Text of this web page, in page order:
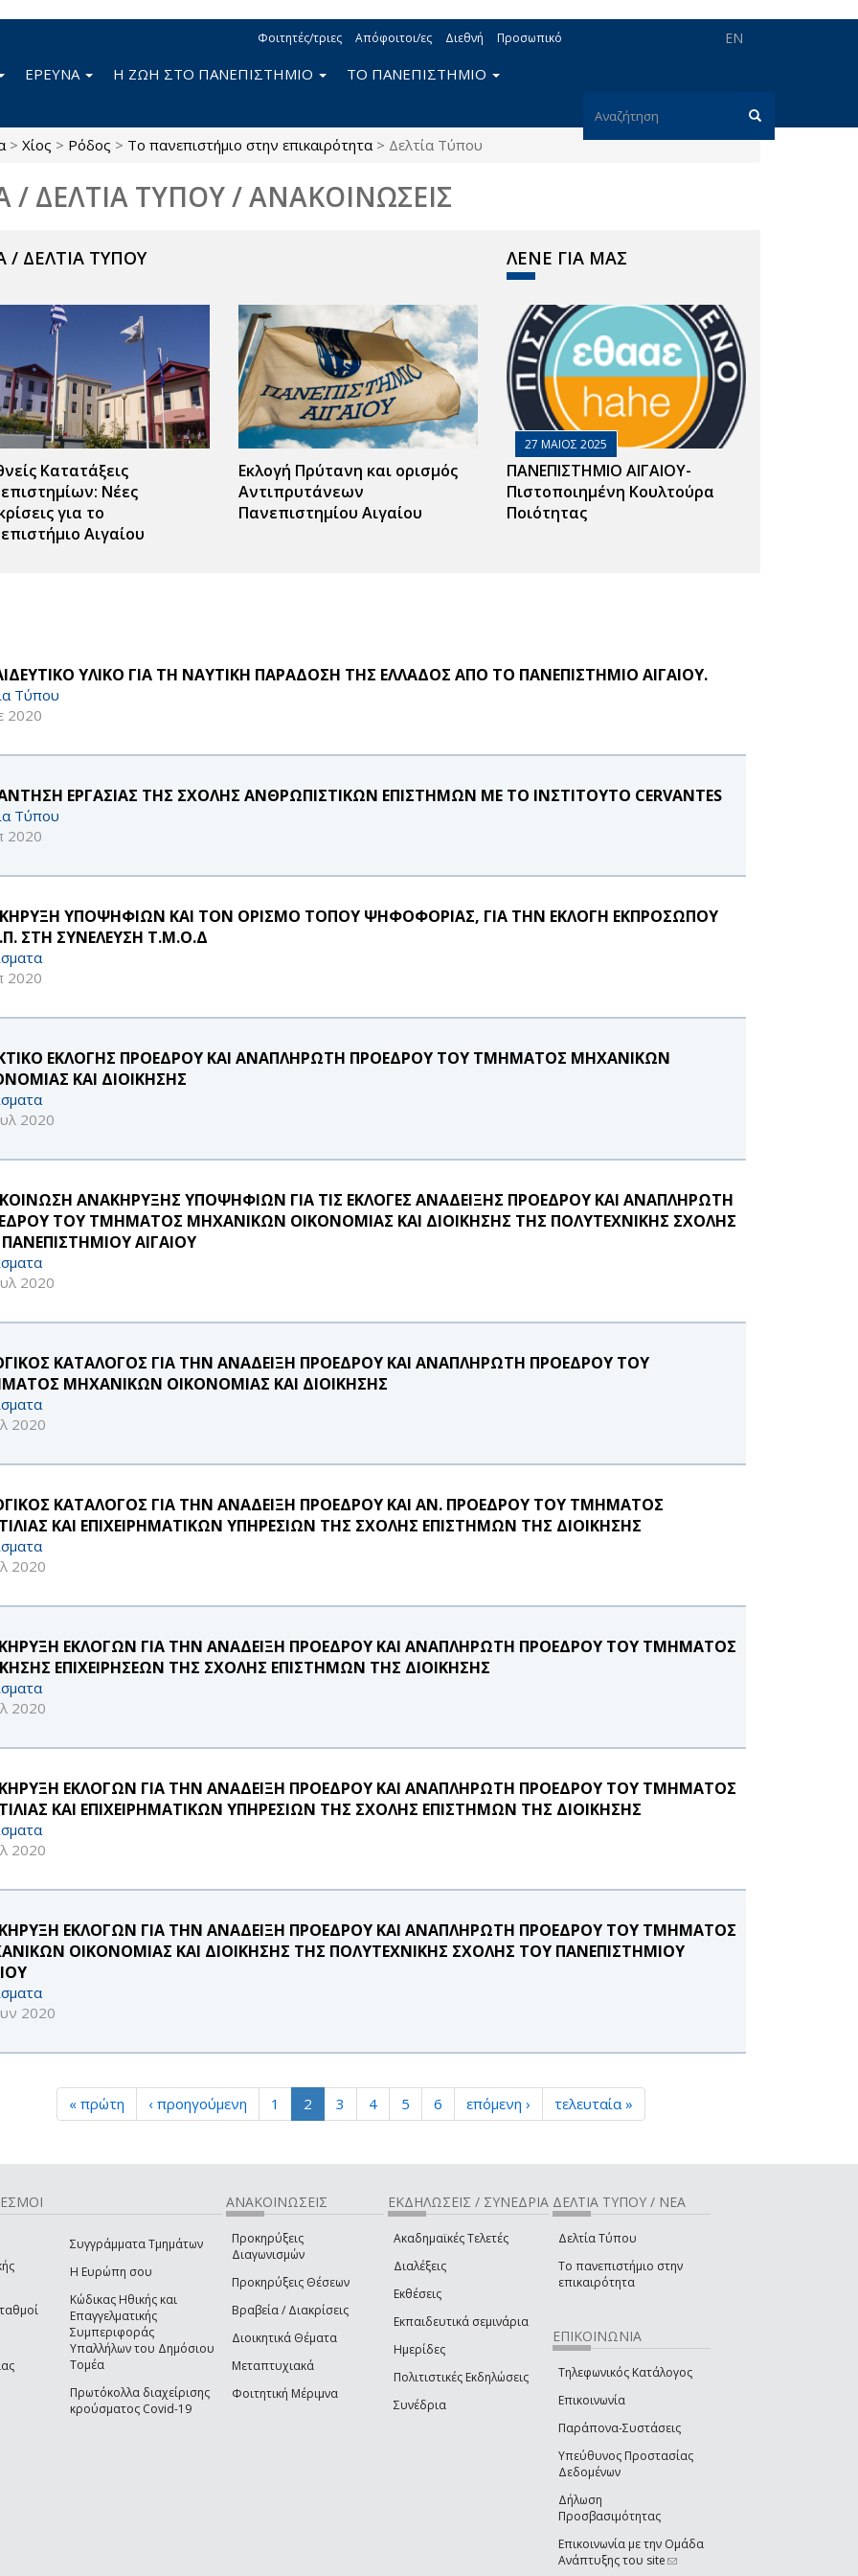
EN
Φοιτητές/τριες Απόφοιτοι/ες Διεθνή Προσωπικό
Φόρμα
ΕΡΕΥΝΑ Η ΖΩΗ ΣΤΟ ΠΑΝΕΠΙΣΤΗΜΙΟ ΤΟ ΠΑΝΕΠΙΣΤΗΜΙΟ
> Χίος > Ρόδος > Το πανεπιστήμιο στην επικαιρότητα > Δελτία Τύπου
/ ΔΕΛΤΙΑ ΤΥΠΟΥ / ΑΝΑΚΟΙΝΩΣΕΙΣ
/ ΔΕΛΤΙΑ ΤΥΠΟΥ
Κατατάξεις
Νέες
για το
Αιγαίου
Εκλογή Πρύτανη και ορισμός
Αντιπρυτάνεων
Πανεπιστημίου Αιγαίου
ΛΕΝΕ ΓΙΑ ΜΑΣ
27 ΜΑΙΟΣ 2025
ΠΑΝΕΠΙΣΤΗΜΙΟ ΑΙΓΑΙΟΥ-
Πιστοποιημένη Κουλτούρα
Ποιότητας
ΥΛΙΚΟ ΓΙΑ ΤΗ ΝΑΥΤΙΚΗ ΠΑΡΑΔΟΣΗ ΤΗΣ ΕΛΛΑΔΟΣ ΑΠΟ ΤΟ ΠΑΝΕΠΙΣΤΗΜΙΟ ΑΙΓΑΙΟΥ.
Τύπου
2020
ΕΡΓΑΣΙΑΣ ΤΗΣ ΣΧΟΛΗΣ ΑΝΘΡΩΠΙΣΤΙΚΩΝ ΕΠΙΣΤΗΜΩΝ ΜΕ ΤΟ ΙΝΣΤΙΤΟΥΤΟ CERVANTES
Τύπου
2020
ΥΠΟΨΗΦΙΩΝ ΚΑΙ ΤΟΝ ΟΡΙΣΜΟ ΤΟΠΟΥ ΨΗΦΟΦΟΡΙΑΣ, ΓΙΑ ΤΗΝ ΕΚΛΟΓΗ ΕΚΠΡΟΣΩΠΟΥ
ΣΤΗ ΣΥΝΕΛΕΥΣΗ Τ.Μ.Ο.Δ
2020
ΕΚΛΟΓΗΣ ΠΡΟΕΔΡΟΥ ΚΑΙ ΑΝΑΠΛΗΡΩΤΗ ΠΡΟΕΔΡΟΥ ΤΟΥ ΤΜΗΜΑΤΟΣ ΜΗΧΑΝΙΚΩΝ
ΚΑΙ ΔΙΟΙΚΗΣΗΣ
2020
ΑΝΑΚΗΡΥΞΗΣ ΥΠΟΨΗΦΙΩΝ ΓΙΑ ΤΙΣ ΕΚΛΟΓΕΣ ΑΝΑΔΕΙΞΗΣ ΠΡΟΕΔΡΟΥ ΚΑΙ ΑΝΑΠΛΗΡΩΤΗ
ΤΟΥ ΤΜΗΜΑΤΟΣ ΜΗΧΑΝΙΚΩΝ ΟΙΚΟΝΟΜΙΑΣ ΚΑΙ ΔΙΟΙΚΗΣΗΣ ΤΗΣ ΠΟΛΥΤΕΧΝΙΚΗΣ ΣΧΟΛΗΣ
ΑΙΓΑΙΟΥ
2020
ΚΑΤΑΛΟΓΟΣ ΓΙΑ ΤΗΝ ΑΝΑΔΕΙΞΗ ΠΡΟΕΔΡΟΥ ΚΑΙ ΑΝΑΠΛΗΡΩΤΗ ΠΡΟΕΔΡΟΥ ΤΟΥ
ΜΗΧΑΝΙΚΩΝ ΟΙΚΟΝΟΜΙΑΣ ΚΑΙ ΔΙΟΙΚΗΣΗΣ
2020
ΚΑΤΑΛΟΓΟΣ ΓΙΑ ΤΗΝ ΑΝΑΔΕΙΞΗ ΠΡΟΕΔΡΟΥ ΚΑΙ ΑΝ. ΠΡΟΕΔΡΟΥ ΤΟΥ ΤΜΗΜΑΤΟΣ
ΚΑΙ ΕΠΙΧΕΙΡΗΜΑΤΙΚΩΝ ΥΠΗΡΕΣΙΩΝ ΤΗΣ ΣΧΟΛΗΣ ΕΠΙΣΤΗΜΩΝ ΤΗΣ ΔΙΟΙΚΗΣΗΣ
2020
ΕΚΛΟΓΩΝ ΓΙΑ ΤΗΝ ΑΝΑΔΕΙΞΗ ΠΡΟΕΔΡΟΥ ΚΑΙ ΑΝΑΠΛΗΡΩΤΗ ΠΡΟΕΔΡΟΥ ΤΟΥ ΤΜΗΜΑΤΟΣ
ΕΠΙΧΕΙΡΗΣΕΩΝ ΤΗΣ ΣΧΟΛΗΣ ΕΠΙΣΤΗΜΩΝ ΤΗΣ ΔΙΟΙΚΗΣΗΣ
2020
ΕΚΛΟΓΩΝ ΓΙΑ ΤΗΝ ΑΝΑΔΕΙΞΗ ΠΡΟΕΔΡΟΥ ΚΑΙ ΑΝΑΠΛΗΡΩΤΗ ΠΡΟΕΔΡΟΥ ΤΟΥ ΤΜΗΜΑΤΟΣ
ΚΑΙ ΕΠΙΧΕΙΡΗΜΑΤΙΚΩΝ ΥΠΗΡΕΣΙΩΝ ΤΗΣ ΣΧΟΛΗΣ ΕΠΙΣΤΗΜΩΝ ΤΗΣ ΔΙΟΙΚΗΣΗΣ
2020
ΕΚΛΟΓΩΝ ΓΙΑ ΤΗΝ ΑΝΑΔΕΙΞΗ ΠΡΟΕΔΡΟΥ ΚΑΙ ΑΝΑΠΛΗΡΩΤΗ ΠΡΟΕΔΡΟΥ ΤΟΥ ΤΜΗΜΑΤΟΣ
ΟΙΚΟΝΟΜΙΑΣ ΚΑΙ ΔΙΟΙΚΗΣΗΣ ΤΗΣ ΠΟΛΥΤΕΧΝΙΚΗΣ ΣΧΟΛΗΣ ΤΟΥ ΠΑΝΕΠΙΣΤΗΜΙΟΥ
2020
« πρώτη ‹ προηγούμενη 1 2 3 4 5 6 επόμενη › τελευταία »
Συγγράμματα Τμημάτων
Η Ευρώπη σου
Κώδικας Ηθικής και
Επαγγελματικής
Συμπεριφοράς
Υπαλλήλων του Δημόσιου
Τομέα
Πρωτόκολλα διαχείρισης
κρούσματος Covid-19
ΑΝΑΚΟΙΝΩΣΕΙΣ
Προκηρύξεις
Διαγωνισμών
Προκηρύξεις Θέσεων
Βραβεία / Διακρίσεις
Διοικητικά Θέματα
Μεταπτυχιακά
Φοιτητική Μέριμνα
ΕΚΔΗΛΩΣΕΙΣ / ΣΥΝΕΔΡΙΑ
Ακαδημαϊκές Τελετές
Διαλέξεις
Εκθέσεις
Εκπαιδευτικά σεμινάρια
Ημερίδες
Πολιτιστικές Εκδηλώσεις
Συνέδρια
ΔΕΛΤΙΑ ΤΥΠΟΥ / ΝΕΑ
Δελτία Τύπου
Το πανεπιστήμιο στην
επικαιρότητα
ΕΠΙΚΟΙΝΩΝΙΑ
Τηλεφωνικός Κατάλογος
Επικοινωνία
Παράπονα-Συστάσεις
Υπεύθυνος Προστασίας
Δεδομένων
Δήλωση
Προσβασιμότητας
Επικοινωνία με την Ομάδα
Ανάπτυξης του site(link sends e-mail)